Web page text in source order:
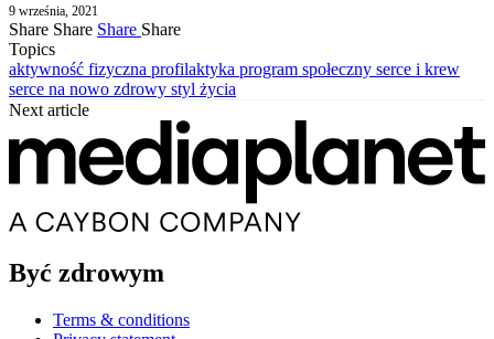
9 września, 2021
Share Share Share Share
Topics
aktywność fizyczna profilaktyka program społeczny serce i krew
serce na nowo zdrowy styl życia
Next article
Być zdrowym
Terms & conditions